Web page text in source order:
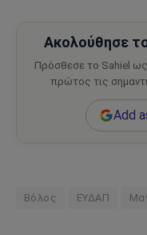
Ακολούθησε
Πρόσθεσε το Sahiel ως
πρώτος τις
Add
Βόλος ΕΥΔΑΠ